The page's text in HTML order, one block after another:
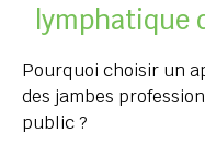
lymphatique
Pourquoi choisir un
des jambes
public ?